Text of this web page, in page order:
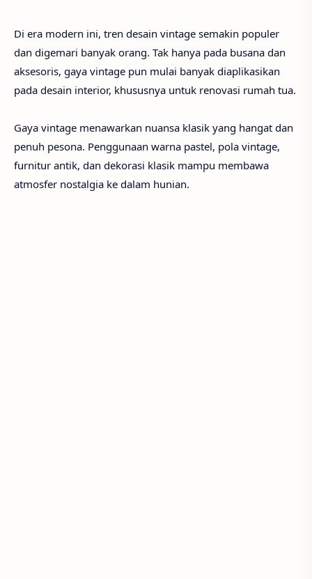
Di era modern ini, tren desain vintage semakin populer
dan digemari banyak orang. Tak hanya pada busana dan
aksesoris, gaya vintage pun mulai banyak diaplikasikan
pada desain interior, khususnya untuk renovasi rumah tua.
Gaya vintage menawarkan nuansa klasik yang hangat dan
penuh pesona. Penggunaan warna pastel, pola vintage,
furnitur antik, dan dekorasi klasik mampu membawa
atmosfer nostalgia ke dalam hunian.